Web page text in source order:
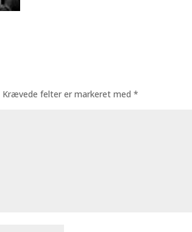
Krævede felter er markeret med*